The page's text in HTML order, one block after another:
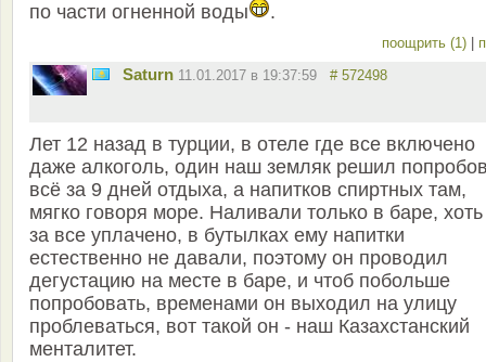
по части огненной воды
.
поощрить (1)
Saturn 11.01.2017 в 19:37:59 # 572498
Лет 12 назад в турции, в отеле где все включено
даже алкоголь, один наш земляк решил
всё за 9 дней отдыха, а напитков спиртных там,
мягко говоря море. Наливали только в баре,
за все уплачено, в бутылках ему напитки
естественно не давали, поэтому он проводил
дегустацию на месте в баре, и чтоб побольше
попробовать, временами он выходил на улицу
проблеваться, вот такой он - наш Казахстанский
менталитет.